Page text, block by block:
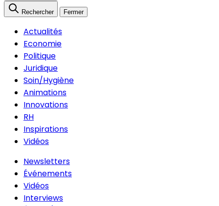
Rechercher Fermer
Actualités
Economie
Politique
Juridique
Soin/Hygiène
Animations
Innovations
RH
Inspirations
Vidéos
Newsletters
Événements
Vidéos
Interviews